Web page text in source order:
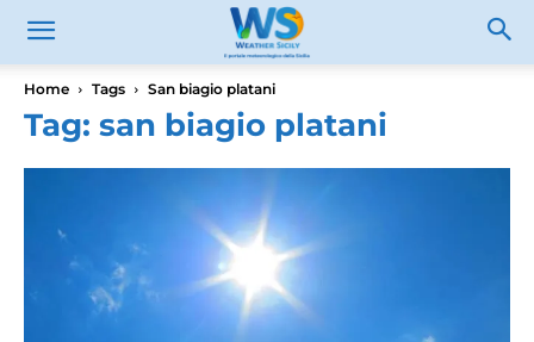
Home Tags San biagio platani
Tag: san biagio platani